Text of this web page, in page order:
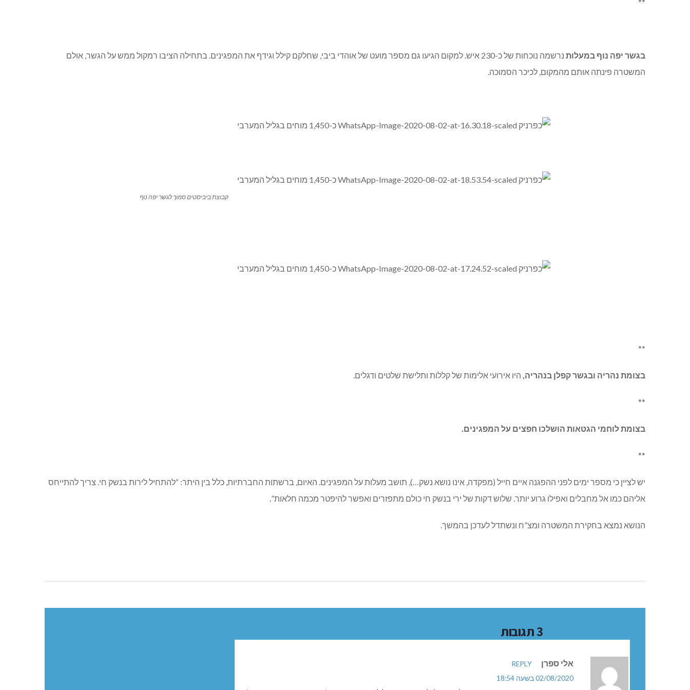
בגשר יפה נוף במעלות
נרשמה נוכחות של כ-230 איש. למקום הגיעו גם מספר מועט של אוהדי ביבי, שחלקם קילל וגידף את המפגינים. בתחילה הציבו רמקול ממש על הגשר, אולם
המשטרה פינתה אותם מהמקום, לכיכר הסמוכה.
קבוצת ביביסטים סמוך לגשר יפה נוף
**
בצומת נהריה ובגשר קפלן בנהריה, היו אירועי אלימות של קללות ותלישת שלטים ודגלים.
**
בצומת לוחמי הגטאות הושלכו חפצים על המפגינים.
**
יש לציין כי מספר ימים לפני ההפגנה איים חייל (מפקדה, אינו נושא נשק…), תושב מעלות על המפגינים. האיום, ברשתות החברתיות, כלל בין היתר: “להתחיל לירות בנשק חי. צריך להתייחס
אליהם כמו אל מחבלים ואפילו גרוע יותר. שלוש דקות של ירי בנשק חי כולם מתפזרים ואפשר להיפטר מכמה חלאות”.
הנושא נמצא בחקירת המשטרה ומצ”ח ונשתדל לעדכן בהמשך.
3 תגובות
אלי ספרן
REPLY
02/08/2020 בשעה 18:54